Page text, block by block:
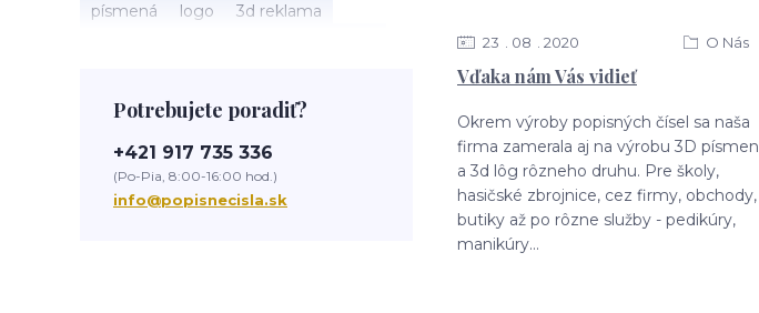
písmená
logo
3d reklama
prevádzka
kozmetický salón
salón krásy
reštaurácia
podnik
čislo na dom
tabuľka na dom
obnov dom
Potrebujete poradiť?
+421 917 735 336
(Po-Pia, 8:00-16:00 hod.)
info@popisnecisla.sk
Vďaka nám Vás vidieť
23 08 2020 O Nás
Okrem výroby popisných čísel sa naša
firma zamerala aj na výrobu 3D písmen
a 3d lôg rôzneho druhu. Pre školy,
hasičské zbrojnice, cez firmy, obchody,
butiky až po rôzne služby - pedikúry,
manikúry...